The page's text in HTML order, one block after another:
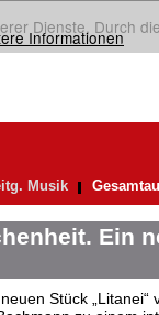
Dienste. Durch
Informationen
Musik
Ein
Stück